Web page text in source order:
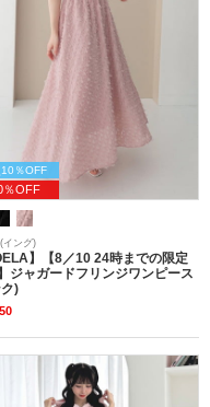
％OFF
％OFF
イング)
】【8／10 24時までの限定
ジャガードフリンジワンピース
)